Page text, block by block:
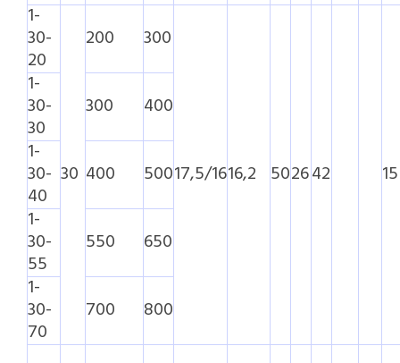
1-
30-
20
30
200 300
17,5/1616,2 502642 15
1-
30-
30
300
400
1-
30-
40
400
500
1-
30-
55
550
650
1-
30-
70
700 800